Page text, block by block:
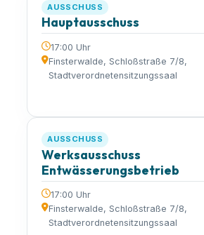
AUSSCHUSS
Hauptausschuss
17:00 Uhr
Finsterwalde, Schloßstraße 7/8,
Stadtverordnetensitzungssaal
AUSSCHUSS
Werksausschuss
Entwässerungsbetrieb
17:00 Uhr
Finsterwalde, Schloßstraße 7/8,
Stadtverordnetensitzungssaal